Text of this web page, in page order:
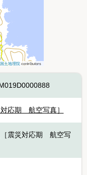
国土地理院contributors
応期 航空写真］
［震災対応期 航空写